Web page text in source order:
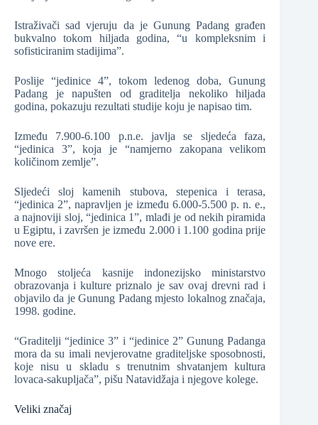
Istraživači sad vjeruju da je Gunung Padang građen
bukvalno tokom hiljada godina, “u kompleksnim i
sofisticiranim stadijima”.
Poslije “jedinice 4”, tokom ledenog doba, Gunung
Padang je napušten od graditelja nekoliko hiljada
godina, pokazuju rezultati studije koju je napisao tim.
Između 7.900-6.100 p.n.e. javlja se sljedeća faza,
“jedinica 3”, koja je “namjerno zakopana velikom
količinom zemlje”.
Sljedeći sloj kamenih stubova, stepenica i terasa,
“jedinica 2”, napravljen je između 6.000-5.500 p. n. e.,
a najnoviji sloj, “jedinica 1”, mlađi je od nekih piramida
u Egiptu, i završen je između 2.000 i 1.100 godina prije
nove ere.
Mnogo stoljeća kasnije indonezijsko ministarstvo
obrazovanja i kulture priznalo je sav ovaj drevni rad i
objavilo da je Gunung Padang mjesto lokalnog značaja,
1998. godine.
“Graditelji “jedinice 3” i “jedinice 2” Gunung Padanga
mora da su imali nevjerovatne graditeljske sposobnosti,
koje nisu u skladu s trenutnim shvatanjem kultura
lovaca-sakupljača”, pišu Natavidžaja i njegove kolege.
Veliki značaj